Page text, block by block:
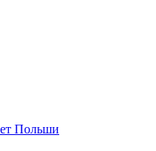
Польши